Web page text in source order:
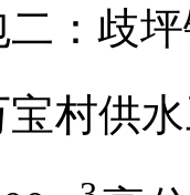
二：歧
宝村供